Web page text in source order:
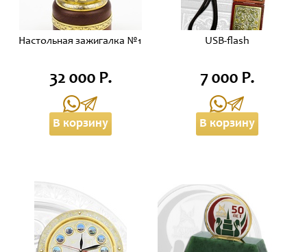
Настольная зажигалка №1
32 000 Р.
В корзину
USB-flash
7 000 Р.
В корзину